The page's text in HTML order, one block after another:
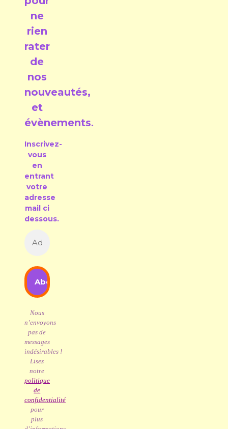
ne
rien
rater
de
nos
nouveautés,
et
évènements.
Inscrivez-
vous
en
entrant
votre
adresse
mail ci
dessous.
Nous
n’envoyons
pas de
messages
indésirables !
Lisez
notre
politique
de
confidentialité
pour
plus